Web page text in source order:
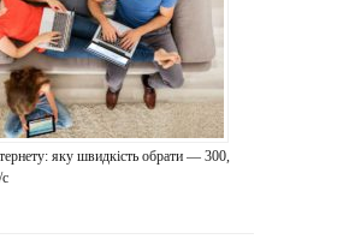
яку швидкість обрати — 300,